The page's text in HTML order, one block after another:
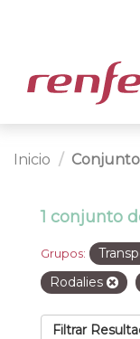
Inicio
1 conjunto
Grupos:
Rodalies
Filtrar